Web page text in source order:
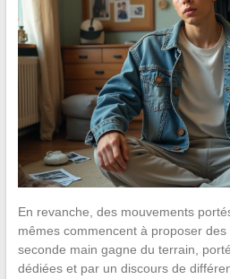
En revanche, des mouvements
mêmes commencent à proposer
seconde main gagne du terrain,
dédiées et par un discours de